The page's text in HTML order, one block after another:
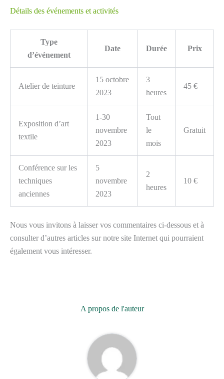
Détails des événements et activités
Type
d’événement
Date Durée Prix
Atelier de teinture
15 octobre
2023
3
heures
45 €
Exposition d’art
textile
1-30
novembre
2023
Tout
le
mois
Gratuit
Conférence sur les
techniques
anciennes
5
novembre
2023
2
heures
10 €
Nous vous invitons à laisser vos commentaires ci-dessous et à
consulter d’autres articles sur notre site Internet qui pourraient
également vous intéresser.
A propos de l'auteur